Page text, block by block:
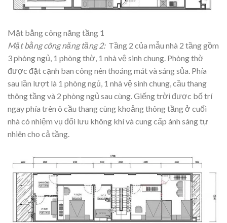
Mặt bằng công năng tầng 1
Mặt bằng công năng tầng 2:Tầng 2 của mẫu nhà 2 tầng gồm
3 phòng ngủ, 1 phòng thờ, 1 nhà vệ sinh chung. Phòng thờ
được đặt cạnh ban công nên thoáng mát và sáng sủa. Phía
sau lần lượt là 1 phòng ngủ, 1 nhà vệ sinh chung, cầu thang
thông tầng và 2 phòng ngủ sau cùng. Giếng trời được bố trí
ngay phía trên ô cầu thang cùng khoảng thông tầng ở cuối
nhà có nhiệm vụ đối lưu không khí và cung cấp ánh sáng tự
nhiên cho cả tầng.